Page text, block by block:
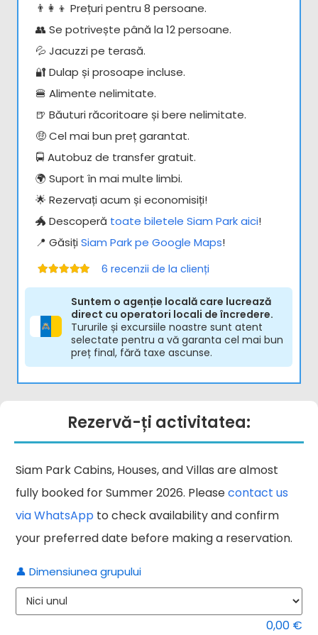
👨‍👩‍👦 Prețuri pentru 8 persoane.
👥 Se potrivește până la 12 persoane.
💦 Jacuzzi pe terasă.
🔐 Dulap și prosoape incluse.
🍔 Alimente nelimitate.
🍺 Băuturi răcoritoare și bere nelimitate.
🤑 Cel mai bun preț garantat.
🚍 Autobuz de transfer gratuit.
🌍 Suport în mai multe limbi.
🌟 Rezervați acum și economisiți!
🐲 Descoperă toate biletele Siam Park aici!
📍 Găsiți Siam Park pe Google Maps!
6 recenzii de la clienți
Suntem o agenție locală care lucrează
direct cu operatori locali de încredere.
Tururile și excursiile noastre sunt atent
selectate pentru a vă garanta cel mai bun
preț final, fără taxe ascunse.
Rezervă-ți activitatea:
Siam Park Cabins, Houses, and Villas are almost
fully booked for Summer 2026. Pleasecontact us
via WhatsApp to check availability and confirm
your preferred date before making a reservation.
👤 Dimensiunea grupului
0,00 €
Alternativă: